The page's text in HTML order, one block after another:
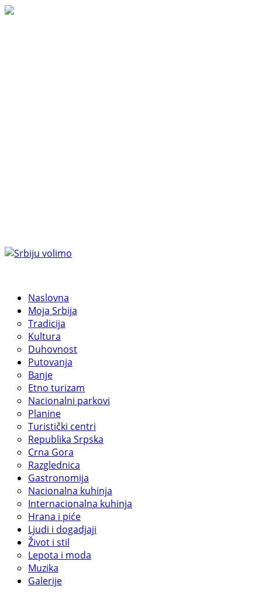
Naslovna
Moja Srbija
Tradicija
Kultura
Duhovnost
Putovanja
Banje
Etno turizam
Nacionalni parkovi
Planine
Turistički centri
Republika Srpska
Crna Gora
Razglednica
Gastronomija
Nacionalna kuhinja
Internacionalna kuhinja
Hrana i piće
Ljudi i dogadjaji
Život i stil
Lepota i moda
Muzika
Galerije